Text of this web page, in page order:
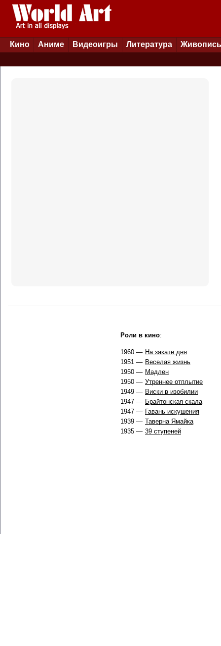
Кино Аниме Видеоигры Литература Живопись
Роли в кино:
1960 — На закате дня
1951 — Веселая жизнь
1950 — Мадлен
1950 — Утреннее отплытие
1949 — Виски в изобилии
1947 — Брайтонская скала
1947 — Гавань искушения
1939 — Таверна Ямайка
1935 — 39 ступеней